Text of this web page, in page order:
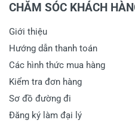
CHĂM SÓC KHÁCH
Giới thiệu
Hướng dẫn thanh toán
Các hình thức mua hàng
Kiểm tra đơn hàng
Sơ đồ đường đi
Đăng ký làm đại lý